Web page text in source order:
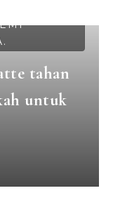
tahan
untuk